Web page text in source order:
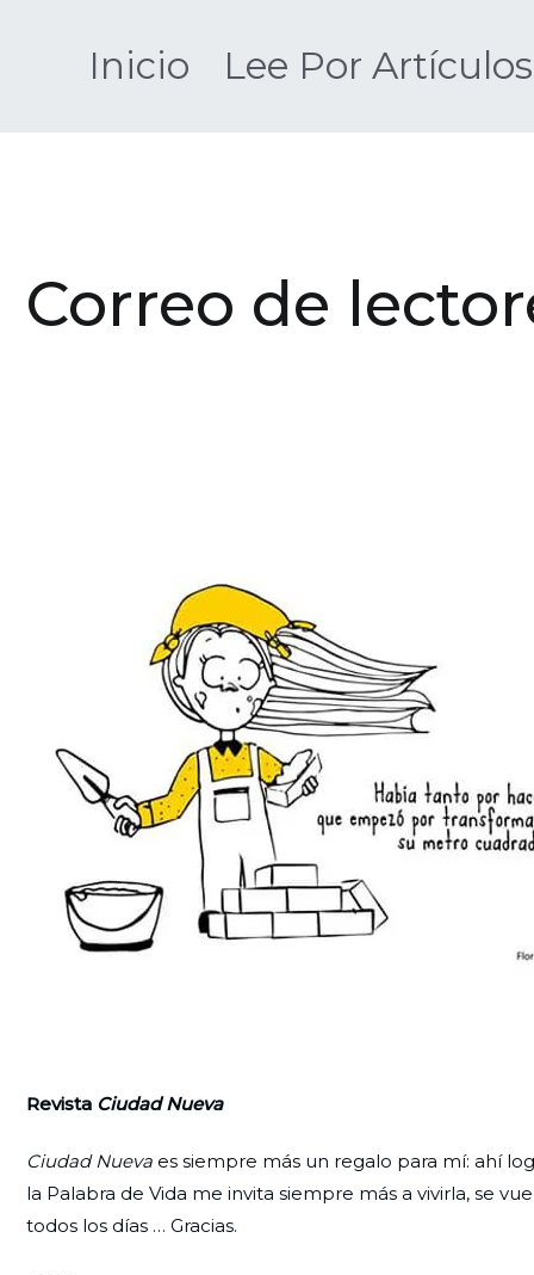
Inicio Lee Por Artículos
Correo de
Revista Ciudad Nueva
Ciudad Nueva es siempre más un regalo para mí: ahí
la Palabra de Vida me invita siempre más a vivirla, se
todos los días … Gracias.